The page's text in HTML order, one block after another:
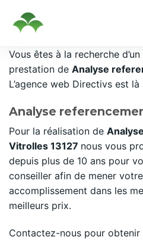
Passer
au
contenu
Vous êtes à la recherche
prestation de Analyse
L’agence web Directivs est
Analyse
Pour la réalisation de
Vitrolles 13127 nous vous
depuis plus de 10 ans pour
conseiller afin de mener
accomplissement dans les
meilleurs prix.
Contactez-nous pour obtenir